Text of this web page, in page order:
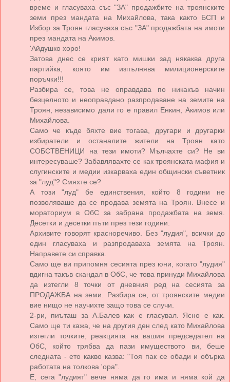
време и гласуваха със "ЗА" продажбите на троянските
земи през мандата на Михайлова, така както БСП и
Избор за Троян гласуваха със "ЗА" продажбата на имоти
през мандата на Акимов.
'Айдушко хоро!
Затова днес се крият като мишки зад някаква друга
партийка, която им изпълнява милиционерските
поръчки!!!
Разбира се, това не оправдава по никакъв начин
безцелното и неоправдано разпродаване на земите на
Троян, независимо дали го е правил Енкин, Акимов или
Михайлова.
Само че къде бяхте вие тогава, другари и другарки
избиратели и останалите жители на Троян като
СОБСТВЕНИЦИ на тези имоти? Мълчахте си? Не ви
интересуваше? Забавлявахте се как троянската мафия и
слугинските и медии изкарваха един общински съветник
за "луд"? Смяхте се?
А този "луд" бе единствения, който 8 години не
позволяваше да се продава земята на Троян. Внесе и
мораториум в ОбС за забрана продажбата на земя.
Десетки и десетки пъти през тези години.
Архивите говорят красноречиво. Без "лудия", всички до
един гласуваха и разпродаваха земята на Троян.
Направете си справка.
Само ще ви припомня сесията през юни, когато "лудия"
вдигна такъв скандал в ОбС, че това принуди Михайлова
да изтегли 8 точки от дневния ред на сесията за
ПРОДАЖБА на земи. Разбира се, от троянските медии
вие нищо не научихте защо това се случи.
2-ри, пиъташ за А.Балев как е гласувал. Ясно е как.
Само ще ти кажа, че на другия ден след като Михайлова
изтегли точките, реакцията на вашия председател на
ОбС, който трябва да пази имуществото ви, беше
следната - ето какво казва: "Тоя пак се обади и обърка
работата на толкова 'ора".
Е, сега "лудият" вече няма да го има и няма кой да